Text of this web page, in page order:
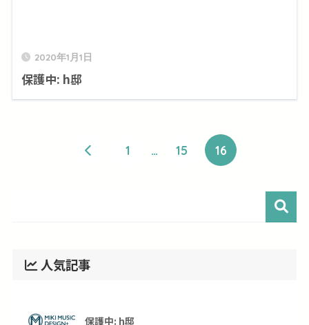
2020年1月1日
保護中: h邸
1 … 15 16
人気記事
保護中: h邸